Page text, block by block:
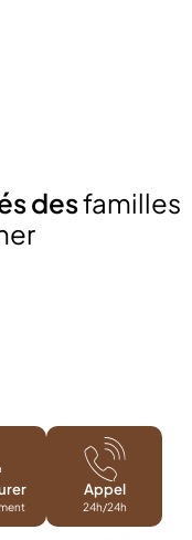
desfamilles
Appel
24h/24h